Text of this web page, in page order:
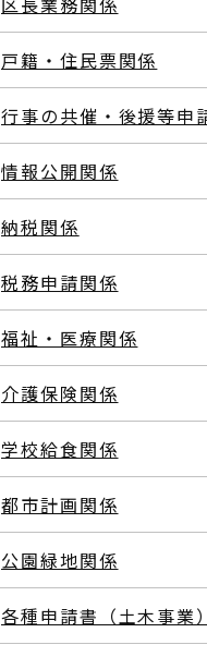
戸籍・住民票関係
行事の共催・後援等申
情報公開関係
納税関係
税務申請関係
福祉・医療関係
介護保険関係
学校給食関係
都市計画関係
公園緑地関係
各種申請書（土木事業）